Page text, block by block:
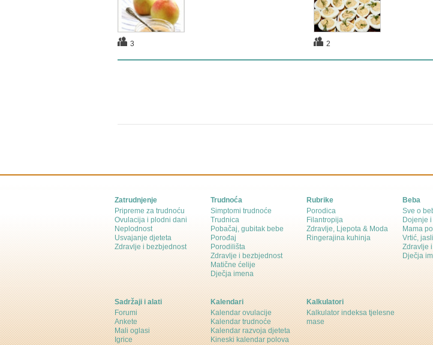
3 2
Zatrudnjenje
Pripreme za trudnoću
Ovulacija i plodni dani
Neplodnost
Usvajanje djeteta
Zdravlje i bezbjednost
Trudnoća
Simptomi trudnoće
Trudnica
Pobačaj, gubitak bebe
Porođaj
Porodilišta
Zdravlje i bezbjednost
Matične ćelije
Dječja imena
Rubrike
Porodica
Filantropija
Zdravlje, Ljepota & Moda
Ringerajina kuhinja
Beba
Sve o
Dojenje
Mama
Vrtić,
Zdravlje
Dječja
Sadržaji i alati
Forumi
Ankete
Mali oglasi
Igrice
Kalendari
Kalendar ovulacije
Kalendar trudnoće
Kalendar razvoja djeteta
Kineski kalendar polova
Kalkulatori
Kalkulator indeksa tjelesne
mase